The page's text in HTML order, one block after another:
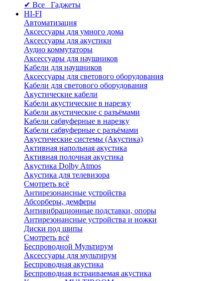
✔ Все Гаджеты
HI-FI
Автоматизация
Аксессуары для умного дома
Аксессуары для акустики
Аудио коммутаторы
Аксессуары для наушников
Кабели для наушников
Аксессуары для светового оборудования
Кабели для светового оборудования
Акустические кабели
Кабели акустические в нарезку
Кабели акустические с разъёмами
Кабели сабвуферные в нарезку
Кабели сабвуферные с разъёмами
Акустические системы (Акустика)
Активная напольная акустика
Активная полочная акустика
Акустика Dolby Atmos
Акустика для телевизора
Смотреть всё
Антирезонансные устройства
Абсорберы, демферы
Антивибрационные подставки, опоры
Антирезонансные устройства и ножки
Диски под шипы
Смотреть всё
Беспроводной Мультирум
Аксессуары для мультирум
Беспроводная акустика
Беспроводная встраиваемая акустика